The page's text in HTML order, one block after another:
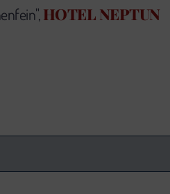
HOTEL NEPTUN